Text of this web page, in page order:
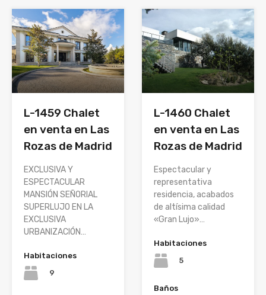
L-1459 Chalet
en venta en Las
Rozas de Madrid
EXCLUSIVA Y
ESPECTACULAR
MANSIÓN SEÑORIAL
SUPERLUJO EN LA
EXCLUSIVA
URBANIZACIÓN…
Habitaciones
9
L-1460 Chalet
en venta en Las
Rozas de Madrid
Espectacular y
representativa
residencia, acabados
de altísima calidad
«Gran Lujo»…
Habitaciones
5
Baños